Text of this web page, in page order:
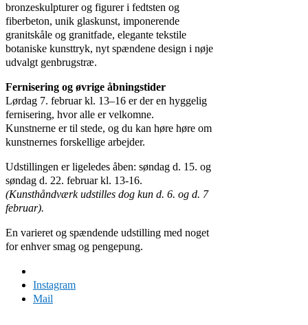
bronzeskulpturer og figurer i fedtsten og
fiberbeton, unik glaskunst, imponerende
granitskåle og granitfade, elegante tekstile
botaniske kunsttryk, nyt spændene design i nøje
udvalgt genbrugstræ.
Fernisering og øvrige åbningstider
Lørdag 7. februar kl. 13–16 er der en hyggelig
fernisering, hvor alle er velkomne.
Kunstnerne er til stede, og du kan høre høre om
kunstnernes forskellige arbejder.
Udstillingen er ligeledes åben: søndag d. 15. og
søndag d. 22. februar kl. 13-16.
(Kunsthåndværk udstilles dog kun d. 6. og d. 7
februar).
En varieret og spændende udstilling med noget
for enhver smag og pengepung.
Instagram
Mail